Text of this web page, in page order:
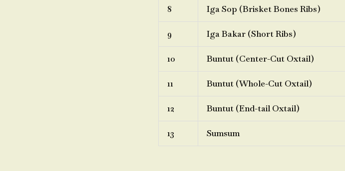
8 Iga Sop (Brisket Bones Ribs)
9 Iga Bakar (Short Ribs)
10 Buntut (Center-Cut Oxtail)
11 Buntut (Whole-Cut Oxtail)
12 Buntut (End-tail Oxtail)
13 Sumsum